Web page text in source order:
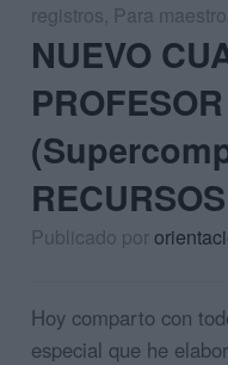
registros, Para
NUEVO
Publicado por
Hoy comparto con
especial que he